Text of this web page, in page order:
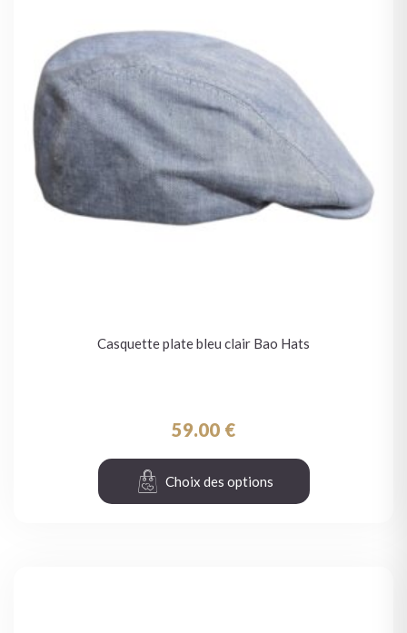
Casquette plate bleu clair Bao Hats
59.00 €
Choix des options